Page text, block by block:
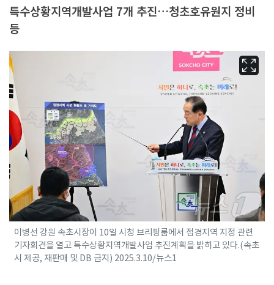
특수상황지역개발사업 7개 추진…청초호유원지 정비
등
이병선 강원 속초시장이 10일 시청 브리핑룸에서 접경지역 지정 관련
기자회견을 열고 특수상황지역개발사업 추진계획을 밝히고 있다.(속초
시 제공, 재판매 및 DB 금지) 2025.3.10/뉴스1